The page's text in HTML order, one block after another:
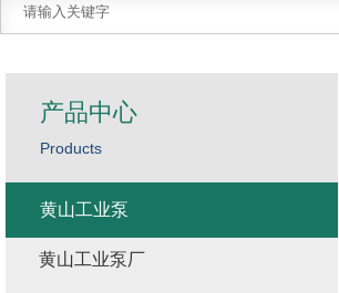
产品中心
Products
黄山工业泵
黄山工业泵厂